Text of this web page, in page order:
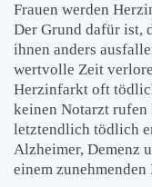
Frauen werden
Der Grund dafür ist,
ihnen anders
wertvolle Zeit
Herzinfarkt oft
keinen Notarzt rufen
letztendlich tödlich
Alzheimer, Demenz
einem